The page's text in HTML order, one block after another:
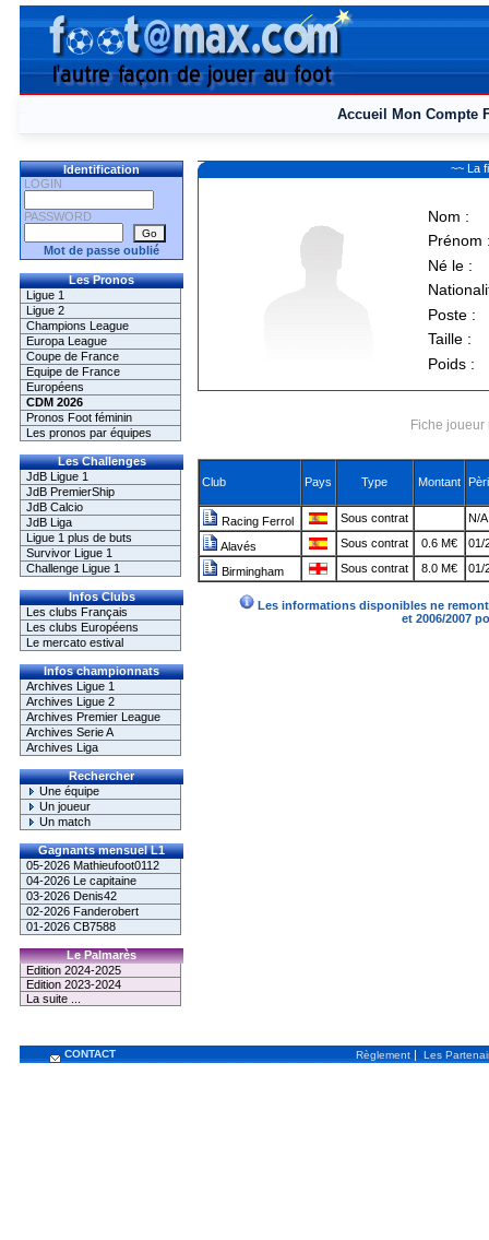
Accueil Mon Compte
Identification
LOGIN
PASSWORD
Mot de passe oublié
Les Pronos
Ligue 1
Ligue 2
Champions League
Europa League
Coupe de France
Equipe de France
Européens
CDM 2026
Pronos Foot féminin
Les pronos par équipes
Les Challenges
JdB Ligue 1
JdB PremierShip
JdB Calcio
JdB Liga
Ligue 1 plus de buts
Survivor Ligue 1
Challenge Ligue 1
Infos Clubs
Les clubs Français
Les clubs Européens
Le mercato estival
Infos championnats
Archives Ligue 1
Archives Ligue 2
Archives Premier League
Archives Serie A
Archives Liga
Rechercher
Une équipe
Un joueur
Un match
Gagnants mensuel L1
05-2026 Mathieufoot0112
04-2026 Le capitaine
03-2026 Denis42
02-2026 Fanderobert
01-2026 CB7588
Le Palmarès
Edition 2024-2025
Edition 2023-2024
La suite ...
~~ La
Nom :
Prénom
Né le :
Poste :
Taille :
Poids :
Fiche
Club Pays Type Montant
Racing Ferrol Sous contrat N/
Alavés Sous contrat 0.6 M€ 01/
Birmingham Sous contrat 8.0 M€ 01/
Les informations disponibles ne
et 2006/2007
CONTACT Règlement | Les